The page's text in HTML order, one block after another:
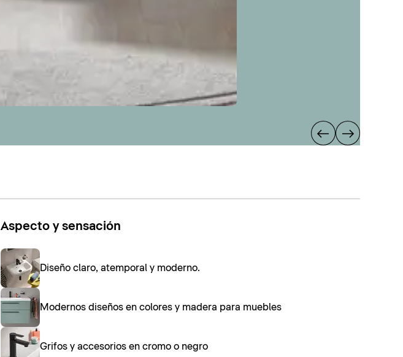
Aspecto y sensación
Diseño claro, atemporal y moderno.
Modernos diseños en colores y madera para muebles
Grifos y accesorios en cromo o negro